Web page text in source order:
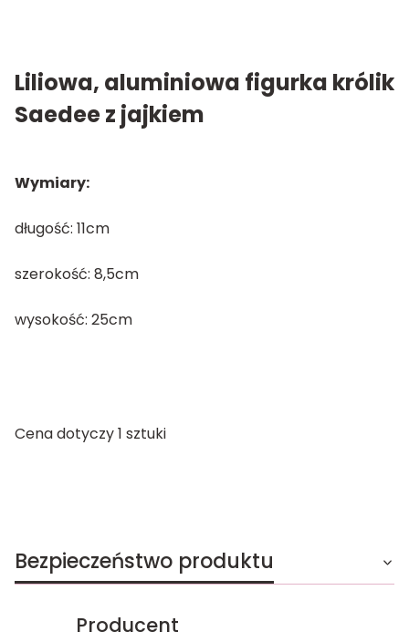
Liliowa, aluminiowa figurka królik
Saedee z jajkiem
Wymiary:
długość: 11cm
szerokość: 8,5cm
wysokość: 25cm
Cena dotyczy 1 sztuki
Bezpieczeństwo produktu
Producent